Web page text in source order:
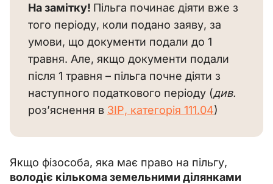
На замітку! Пільга починає діяти вже з
того періоду, коли подано заяву, за
умови, що документи подали до 1
травня. Але, якщо документи подали
після 1 травня – пільга почне діяти з
наступного податкового періоду (див.
роз’яснення в ЗІР, категорія 111.04)
Якщо фізособа, яка має право на пільгу,
володіє кількома земельними ділянками